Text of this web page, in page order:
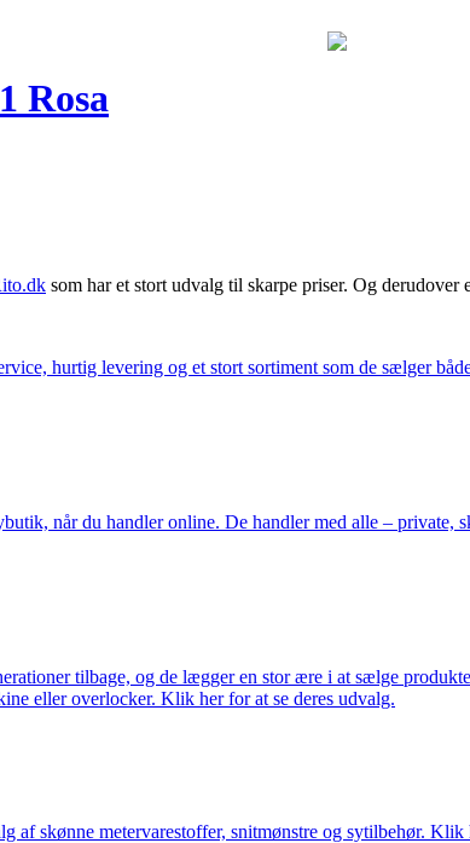
Rosa
som har et stort udvalg til skarpe priser. Og derudover
hurtig levering og et stort sortiment som de sælger
når du handler online. De handler med alle – private,
tilbage, og de lægger en stor ære i at sælge
eller overlocker. Klik her for at se deres udvalg.
af skønne metervarestoffer, snitmønstre og sytilbehør. Klik